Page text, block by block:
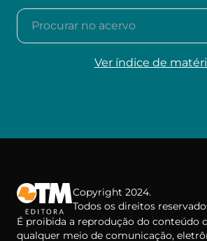
Procurar no acervo
Ver índice de
Copyright 2024.
Todos os direitos
É proibida a reprodução do conteúdo
qualquer meio de comunicação,